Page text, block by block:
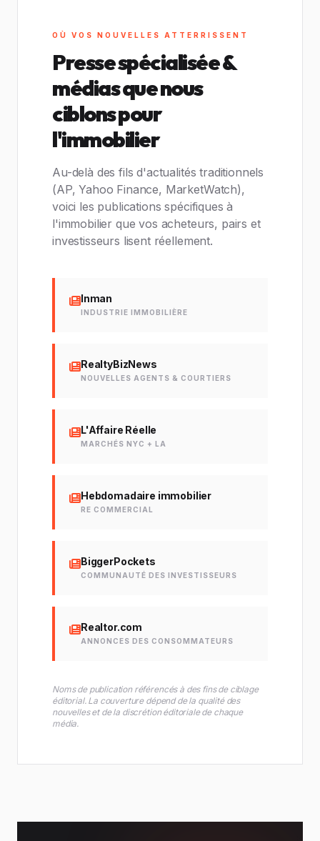
OÙ VOS NOUVELLES ATTERRISSENT
Presse spécialisée &
médias que nous
ciblons pour
l'immobilier
Au-delà des fils d'actualités traditionnels
(AP, Yahoo Finance, MarketWatch),
voici les publications spécifiques à
l'immobilier que vos acheteurs, pairs et
investisseurs lisent réellement.
Inman
INDUSTRIE IMMOBILIÈRE
RealtyBizNews
NOUVELLES AGENTS & COURTIERS
L'Affaire Réelle
MARCHÉS NYC + LA
Hebdomadaire immobilier
RE COMMERCIAL
BiggerPockets
COMMUNAUTÉ DES INVESTISSEURS
Realtor.com
ANNONCES DES CONSOMMATEURS
Noms de publication référencés à des fins de ciblage
éditorial. La couverture dépend de la qualité des
nouvelles et de la discrétion éditoriale de chaque
média.